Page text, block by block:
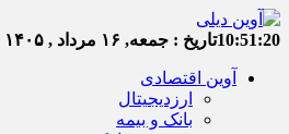
10:51:21تاریخ : جمعه, ۱۶ مرداد , ۱۴۰۵
آوین اقتصادی
ارزدیجیتال
بانک و بیمه